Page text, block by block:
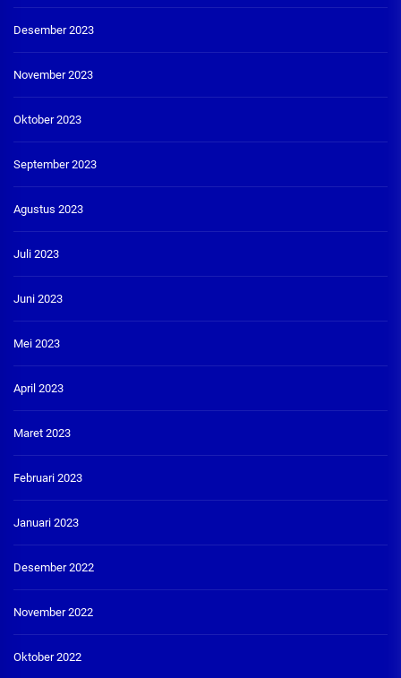
Desember 2023
November 2023
Oktober 2023
September 2023
Agustus 2023
Juli 2023
Juni 2023
Mei 2023
April 2023
Maret 2023
Februari 2023
Januari 2023
Desember 2022
November 2022
Oktober 2022